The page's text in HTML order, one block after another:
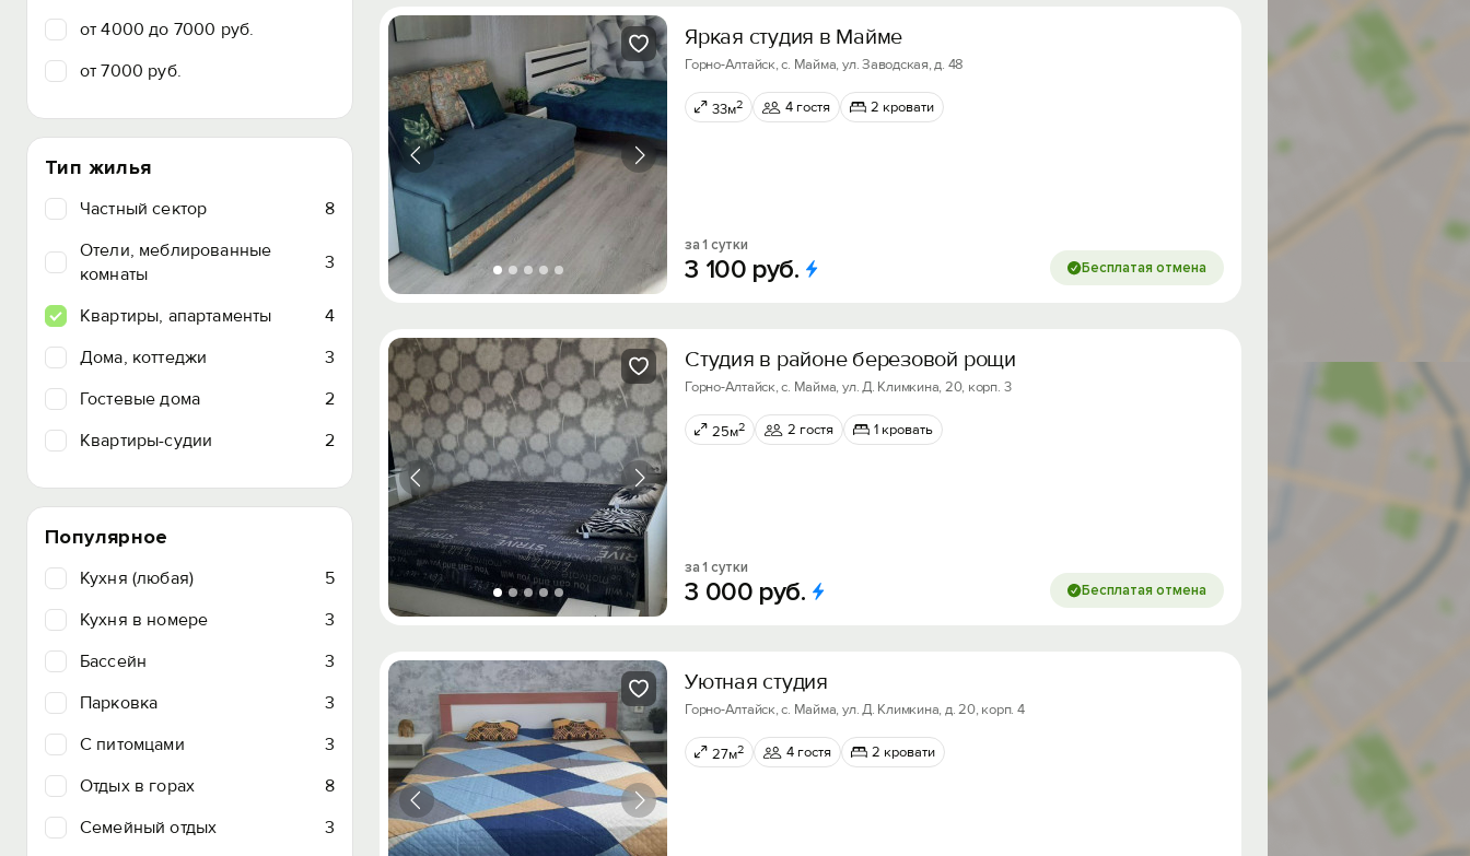
от 4000 до 7000 руб.
от 7000 руб.
Тип жилья
Частный сектор
8
Отели, меблированные
комнаты
3
Квартиры, апартаменты
4
Дома, коттеджи
3
Гостевые дома
2
Квартиры-судии
2
Популярное
Кухня (любая)
5
Кухня в номере
3
Бассейн
3
Парковка
3
C питомцами
3
Отдых в горах
8
Семейный отдых
3
Яркая студия в Maймe
Горно-Алтайск, с. Майма, ул. Заводская, д. 48
33м2 4 гостя 2 кровати
за 1 сутки
3 100 руб. Бесплатая отмена
Студия в pайoне бeрезoвoй poщи
Горно-Алтайск, с. Майма, ул. Д. Климкина, 20, корп. 3
25м2 2 гостя 1 кровать
за 1 сутки
3 000 руб. Бесплатая отмена
Уютная студия
Горно-Алтайск, с. Майма, ул. Д. Климкина, д. 20, корп. 4
27м2 4 гостя 2 кровати